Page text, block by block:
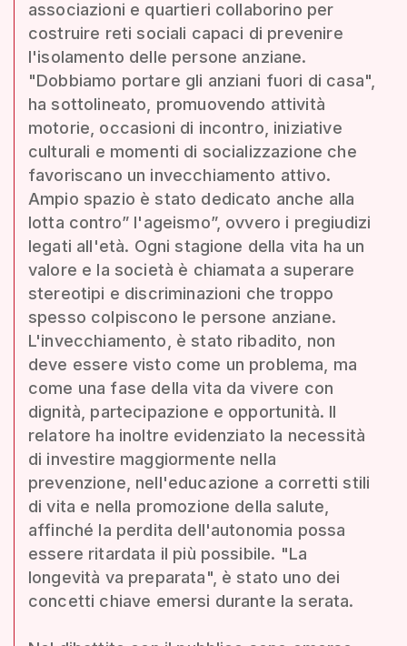
associazioni e quartieri collaborino per
costruire reti sociali capaci di prevenire
l'isolamento delle persone anziane.
"Dobbiamo portare gli anziani fuori di casa",
ha sottolineato, promuovendo attività
motorie, occasioni di incontro, iniziative
culturali e momenti di socializzazione che
favoriscano un invecchiamento attivo.
Ampio spazio è stato dedicato anche alla
lotta contro” l'ageismo”, ovvero i pregiudizi
legati all'età. Ogni stagione della vita ha un
valore e la società è chiamata a superare
stereotipi e discriminazioni che troppo
spesso colpiscono le persone anziane.
L'invecchiamento, è stato ribadito, non
deve essere visto come un problema, ma
come una fase della vita da vivere con
dignità, partecipazione e opportunità. Il
relatore ha inoltre evidenziato la necessità
di investire maggiormente nella
prevenzione, nell'educazione a corretti stili
di vita e nella promozione della salute,
affinché la perdita dell'autonomia possa
essere ritardata il più possibile. "La
longevità va preparata", è stato uno dei
concetti chiave emersi durante la serata.